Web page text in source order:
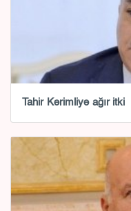
Tahir Kərimliyə ağır itki